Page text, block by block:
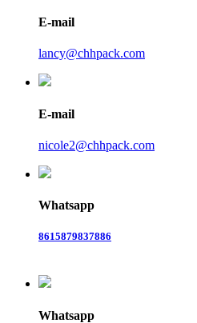
E-mail
lancy@chhpack.com
E-mail
nicole2@chhpack.com
Whatsapp
8615879837886
Whatsapp